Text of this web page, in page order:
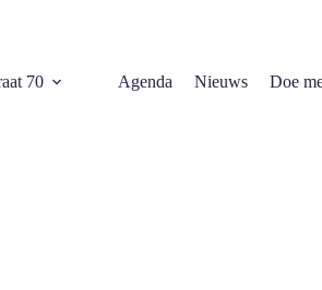
70 Agenda Nieuws Doe